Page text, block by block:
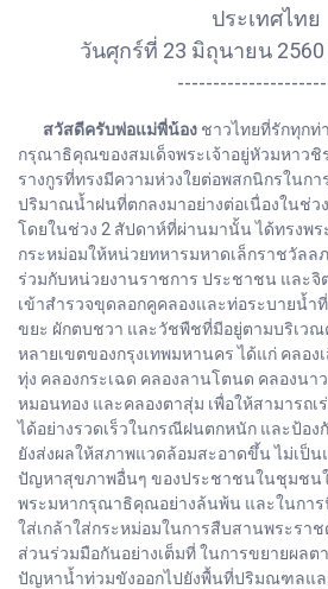
ประเทศไทย
วันศุกร์ที่ 23 มิถุนายน 2560
สวัสดีครับพ่อแม่พี่น้อง ชาวไทยที่รักทุกท่
กรุณาธิคุณของสมเด็จพระเจ้าอยู่หัวมหาวชิ
รางกูรที่ทรงมีความห่วงใยต่อพสกนิกรในก
ปริมาณน้ำฝนที่ตกลงมาอย่างต่อเนื่องในช่ว
โดยในช่วง 2 สัปดาห์ที่ผ่านมานั้น ได้ทรงพ
กระหม่อมให้หน่วยทหารมหาดเล็กราชวัลล
ร่วมกับหน่วยงานราชการ ประชาชน และจิ
เข้าสำรวจขุดลอกคูคลองและท่อระบายน้ำ
ขยะ ผักตบชวา และวัชพืชที่มีอยู่ตามบริเวณ
หลายเขตของกรุงเทพมหานคร ได้แก่ คลอง
ทุ่ง คลองกระเฉด คลองลานโตนด คลองน
หมอนทอง และคลองตาสุ่ม เพื่อให้สามารถเ
ได้อย่างรวดเร็วในกรณีฝนตกหนัก และป้อ
ยังส่งผลให้สภาพแวดล้อมสะอาดขึ้น ไม่เป็น
ปัญหาสุขภาพอื่นๆ ของประชาชนในชุมชนใ
พระมหากรุณาธิคุณอย่างล้นพ้น และในกา
ใส่เกล้าใส่กระหม่อมในการสืบสานพระรา
ส่วนร่วมมือกันอย่างเต็มที่ ในการขยายผล
ปัญหาน้ำท่วมขังออกไปยังพื้นที่ปริมณฑลแล